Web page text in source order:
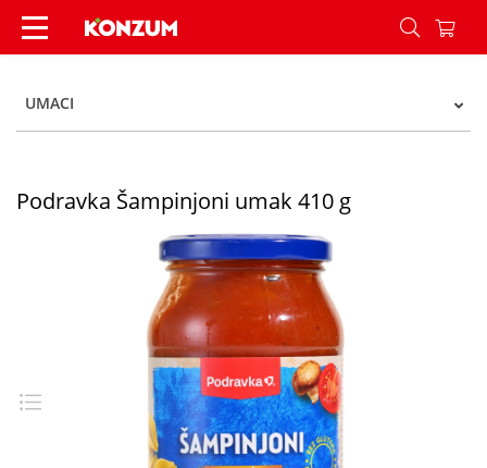
Podravka Šampinjoni umak 410 g - Konzum
UMACI
Podravka Šampinjoni umak 410 g